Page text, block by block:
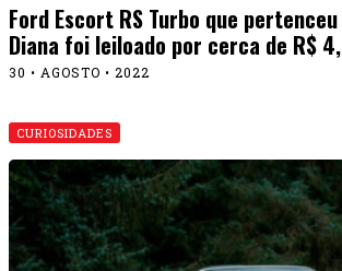
Ford Escort RS Turbo que
Diana foi leiloado por cerca de R$
30 • AGOSTO • 2022
CURIOSIDADES